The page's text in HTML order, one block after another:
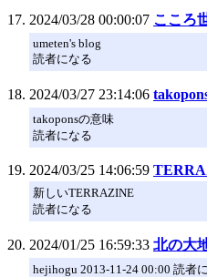
2024/03/28 00:00:07 こころ
umeten's blog
読者になる
2024/03/27 23:14:06
takoponsの意味
読者になる
2024/03/25 14:06:59
新しいTERRAZINE
読者になる
2024/01/25 16:59:33 北の大
hejihogu 2013-11-24 00:00 読者